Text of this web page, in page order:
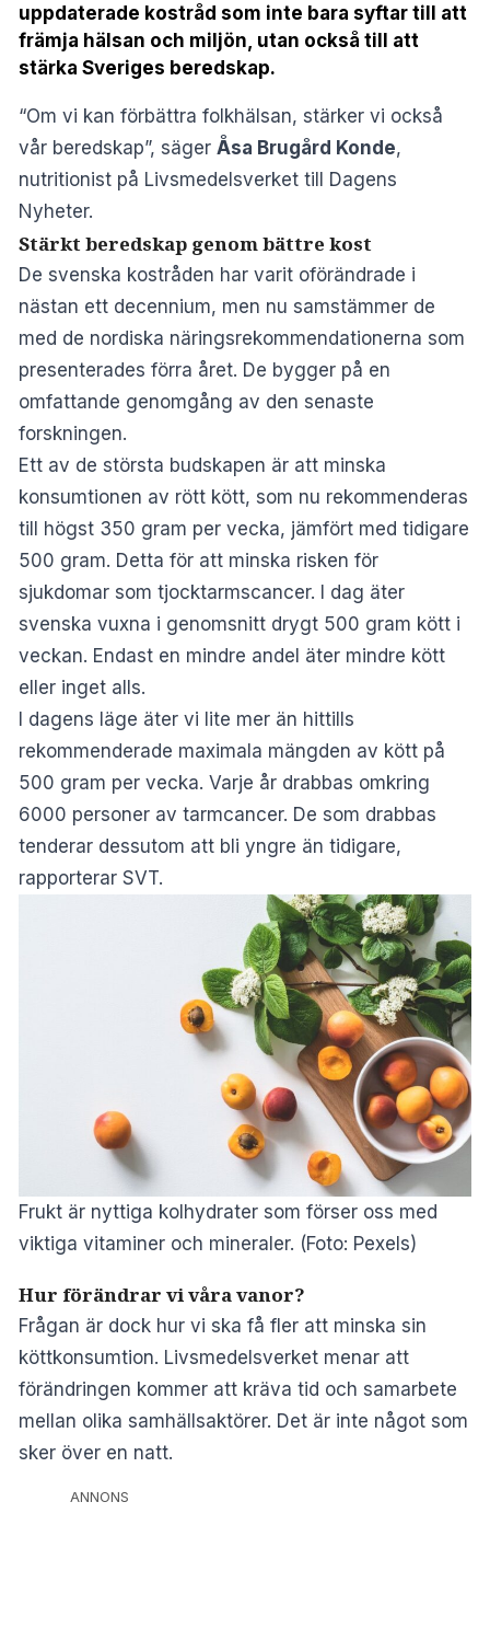
uppdaterade kostråd som inte bara syftar till att
främja hälsan och miljön, utan också till att
stärka Sveriges beredskap.
“Om vi kan förbättra folkhälsan, stärker vi också
vår beredskap”, säger Åsa Brugård Konde,
nutritionist på Livsmedelsverket till Dagens
Nyheter.
Stärkt beredskap genom bättre kost
De svenska kostråden har varit oförändrade i
nästan ett decennium, men nu samstämmer de
med de nordiska näringsrekommendationerna som
presenterades förra året. De bygger på en
omfattande genomgång av den senaste
forskningen.
Ett av de största budskapen är att minska
konsumtionen av rött kött, som nu rekommenderas
till högst 350 gram per vecka, jämfört med tidigare
500 gram. Detta för att minska risken för
sjukdomar som tjocktarmscancer. I dag äter
svenska vuxna i genomsnitt drygt 500 gram kött i
veckan. Endast en mindre andel äter mindre kött
eller inget alls.
I dagens läge äter vi lite mer än hittills
rekommenderade maximala mängden av kött på
500 gram per vecka. Varje år drabbas omkring
6000 personer av tarmcancer. De som drabbas
tenderar dessutom att bli yngre än tidigare,
rapporterar SVT.
Frukt är nyttiga kolhydrater som förser oss med
viktiga vitaminer och mineraler. (Foto: Pexels)
Hur förändrar vi våra vanor?
Frågan är dock hur vi ska få fler att minska sin
köttkonsumtion. Livsmedelsverket menar att
förändringen kommer att kräva tid och samarbete
mellan olika samhällsaktörer. Det är inte något som
sker över en natt.
ANNONS